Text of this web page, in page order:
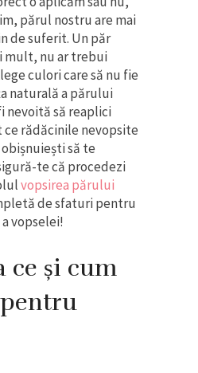
părul nostru are mai
de suferit. Un păr
mult, nu ar trebui
culori care să nu fie
naturală a părului
nevoită să reaplici
ce rădăcinile nevopsite
obișnuiești să te
te că procedezi
vopsirea părului
de sfaturi pentru
vopselei!
ce și cum